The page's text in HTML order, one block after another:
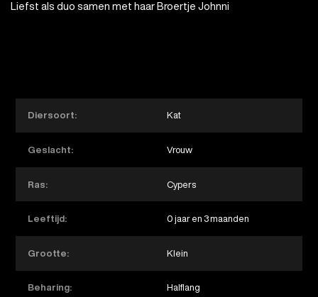
Liefst als duo samen met haar Broertje Johnni
Diersoort: Kat
Geslacht: Vrouw
Ras: Cypers
Leeftijd: 0 jaar en 3 maanden
Grootte: Klein
Beharing: Halflang